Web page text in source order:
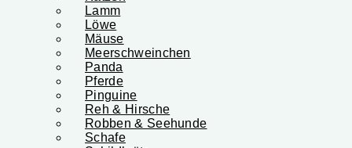
Lamm
Löwe
Mäuse
Meerschweinchen
Panda
Pferde
Pinguine
Reh & Hirsche
Robben & Seehunde
Schafe